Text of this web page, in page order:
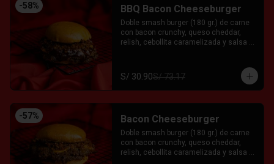
-58% BBQ Bacon Cheeseburger
Doble smash burger (180 gr.) de carne
con bacon crunchy, queso cheddar,
relish, cebollita caramelizada y salsa
Ají, Ketchup y Mayo Garlic.
S/ 30.90S/ 73.17
-57% Bacon Cheeseburger
Doble smash burger (180 gr.) de carne
con bacon crunchy, queso cheddar,
relish, cebollita caramelizada y salsa